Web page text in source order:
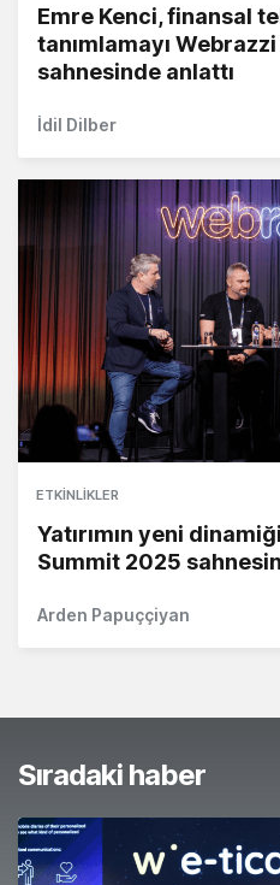
Emre Kenci, finansal
tanımlamayı
sahnesinde anlattı
İdil Dilber
ETKINLIKLER
Yatırımın yeni
Summit 2025
Arden Papuççiyan
Sıradaki haber